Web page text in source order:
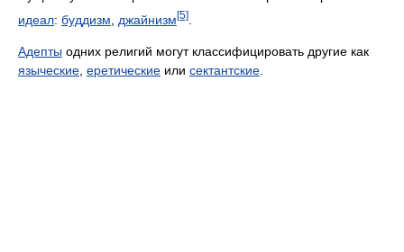
идеал: буддизм джайнизм[5]
Адепты одних религий могут классифицировать другие как
языческие, еретические или сектантские.